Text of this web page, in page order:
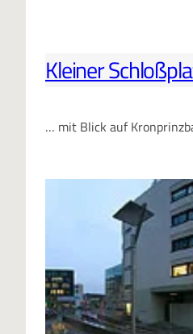
Kleiner
… mit Blick auf